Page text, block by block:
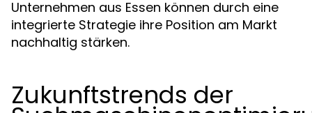
Unternehmen aus Essen können durch eine
integrierte Strategie ihre Position am Markt
nachhaltig stärken.
Zukunftstrends der